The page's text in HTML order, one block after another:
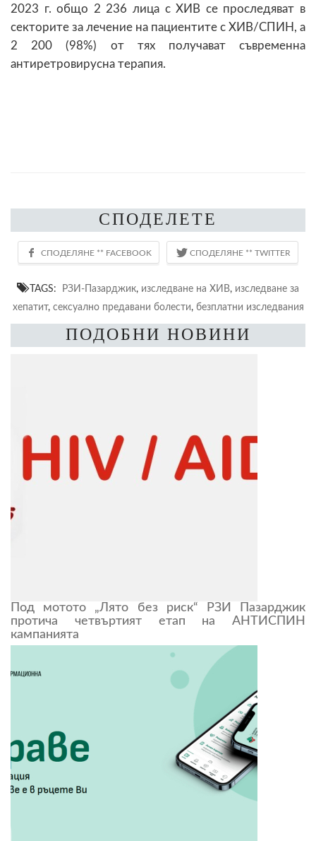
2023 г. общо 2 236 лица с ХИВ се проследяват в
секторите за лечение на пациентите с ХИВ/СПИН, а
2 200 (98%) от тях получават съвременна
антиретровирусна терапия.
СПОДЕЛЕТЕ
TAGS: РЗИ-Пазарджик, изследване на ХИВ, изследване за
хепатит, сексуално предавани болести, безплатни изследвания
ПОДОБНИ НОВИНИ
Под мотото „Лято без риск“ РЗИ Пазарджик
протича четвъртият етап на АНТИСПИН
кампанията